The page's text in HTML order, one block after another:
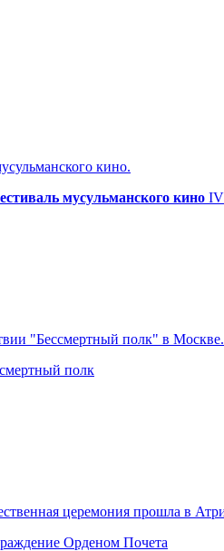
кино.
мусульманского кино IV
"Бессмертный полк" в Москве.
полк
церемония прошла в
Орденом Почета